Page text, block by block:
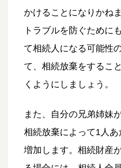
かけることになりかねま
トラブルを防ぐために
て相続人になる可能性
て、相続放棄をするこ
くようにしましょう。
また、自分の兄弟姉妹
相続放棄によって1人
増加します。相続財産